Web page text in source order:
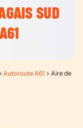
SUD
Autoroute A61 > Aire de